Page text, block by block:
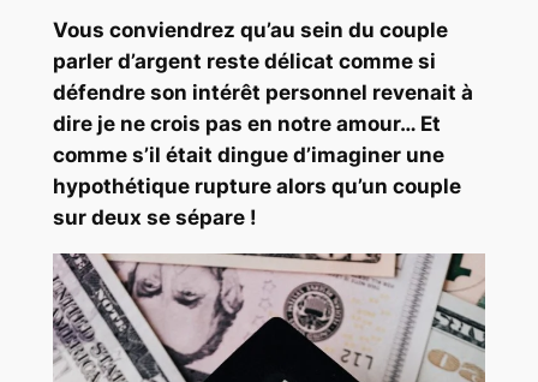
Vous conviendrez qu’au sein du couple
parler d’argent reste délicat comme si
défendre son intérêt personnel revenait à
dire je ne crois pas en notre amour… Et
comme s’il était dingue d’imaginer une
hypothétique rupture alors qu’un couple
sur deux se sépare !